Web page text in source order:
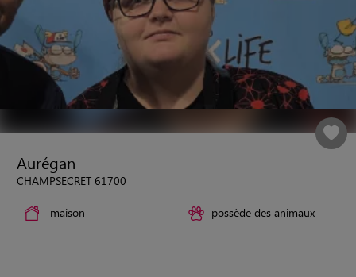
Aurégan
CHAMPSECRET 61700
maison possède des animaux